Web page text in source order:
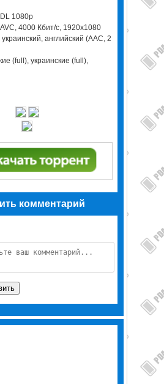
1080p
4000 Кбит/с, 1920x1080
украинский, английский (AAC, 2
(full), украинские (full),
комментарий